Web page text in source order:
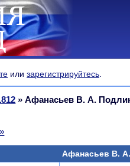
илизарегистрируйтесь.
»Афанасьев В. А.
Афанасьев В.
»